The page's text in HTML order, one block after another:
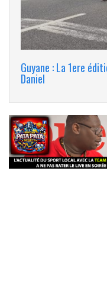
Guyane : La 1ere
Daniel
banniere_img